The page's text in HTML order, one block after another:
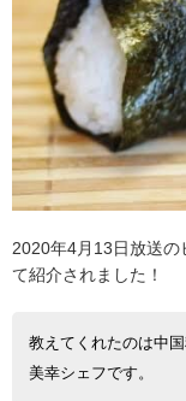
2020年4月13日放送の
て紹介されました！
教えてくれたのは中
美幸シェフです。